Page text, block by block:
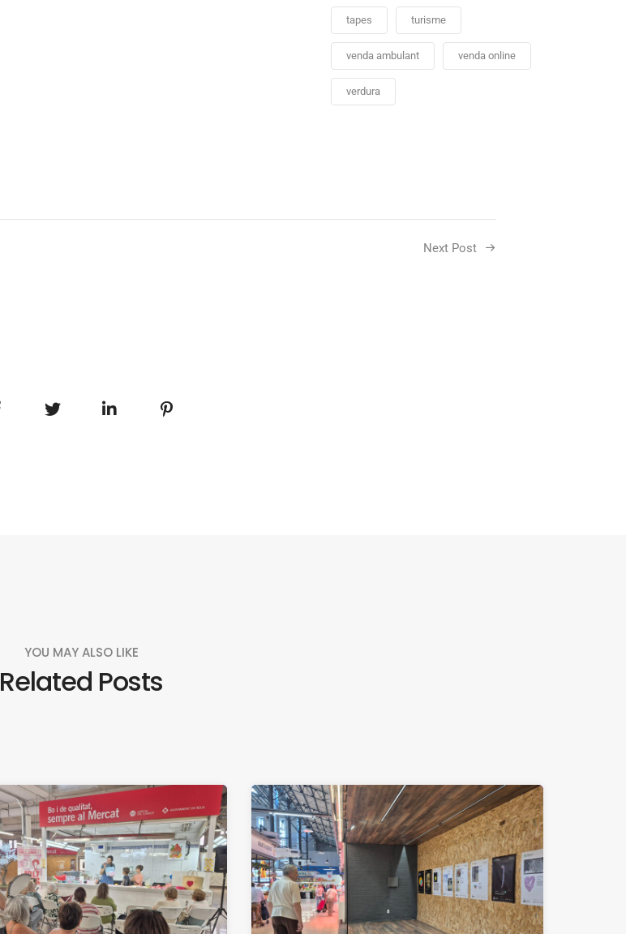
tapes turisme
venda ambulant venda online
verdura
Next Post
YOU MAY ALSO LIKE
Related Posts